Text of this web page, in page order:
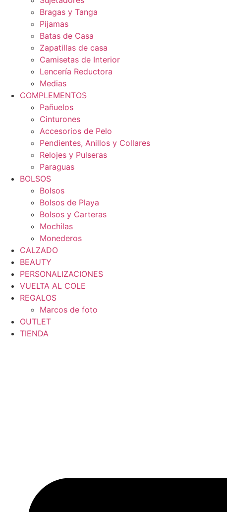
Bragas y Tanga
Pijamas
Batas de Casa
Zapatillas de casa
Camisetas de Interior
Lencería Reductora
Medias
COMPLEMENTOS
Pañuelos
Cinturones
Accesorios de Pelo
Pendientes, Anillos y Collares
Relojes y Pulseras
Paraguas
BOLSOS
Bolsos
Bolsos de Playa
Bolsos y Carteras
Mochilas
Monederos
CALZADO
BEAUTY
PERSONALIZACIONES
VUELTA AL COLE
REGALOS
Marcos de foto
OUTLET
TIENDA